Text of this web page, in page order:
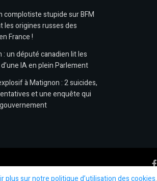
complotiste stupide sur BFM
les origines russes des
France !
: un député canadien lit les
IA en plein Parlement
à Matignon : 2 suicides,
et une enquête qui
plus sur notre politique d’utilisation des cookies.